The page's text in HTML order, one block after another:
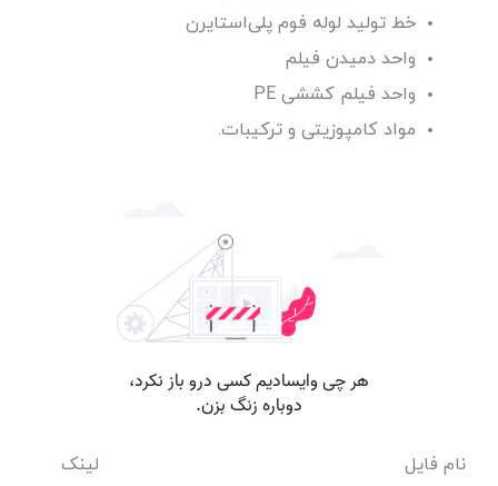
خط تولید لوله فوم پلی‌استایرن
واحد دمیدن فیلم
واحد فیلم کششی PE
مواد کامپوزیتی و ترکیبات.
نام فایل لینک